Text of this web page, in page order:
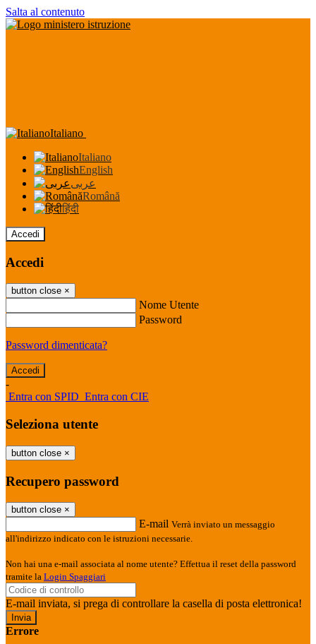
Salta al contenuto
Italiano
Italiano
English
عربى
Română
हिंदी
Accedi
Accedi
button close ×
Nome Utente
Password
Password dimenticata?
-
Entra con SPID Entra con CIE
Seleziona utente
button close ×
Recupero password
button close ×
E-mail Verrà inviato un messaggio
all'indirizzo indicato con le istruzioni necessarie.
Non hai una e-mail associata al nome utente? Effettua il reset della password
tramite la Login Spaggiari
E-mail inviata, si prega di controllare la casella di posta elettronica!
Errore